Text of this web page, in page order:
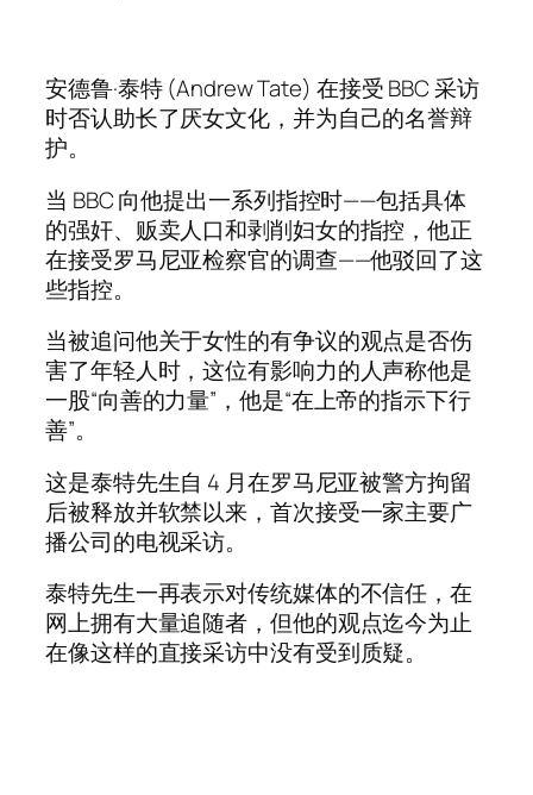
安德鲁·泰特 (Andrew Tate) 在接受 BBC 采访
时否认助长了厌女文化，并为自己的名誉辩
护。
当 BBC 向他提出一系列指控时——包括具体
的强奸、贩卖人口和剥削妇女的指控，他正
在接受罗马尼亚检察官的调查——他驳回了这
些指控。
当被追问他关于女性的有争议的观点是否伤
害了年轻人时，这位有影响力的人声称他是
一股“向善的力量”，他是“在上帝的指示下行
善”。
这是泰特先生自 4 月在罗马尼亚被警方拘留
后被释放并软禁以来，首次接受一家主要广
播公司的电视采访。
泰特先生一再表示对传统媒体的不信任，在
网上拥有大量追随者，但他的观点迄今为止
在像这样的直接采访中没有受到质疑。